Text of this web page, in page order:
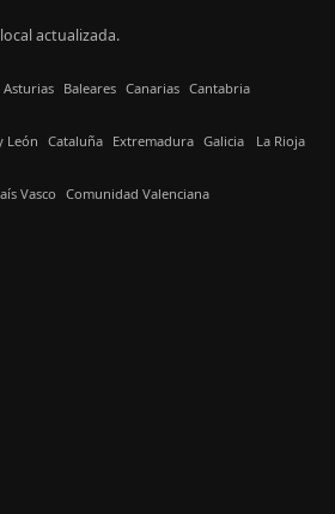
actualizada.
Asturias Baleares Canarias Cantabria
León Cataluña Extremadura Galicia La Rioja
Vasco Comunidad Valenciana